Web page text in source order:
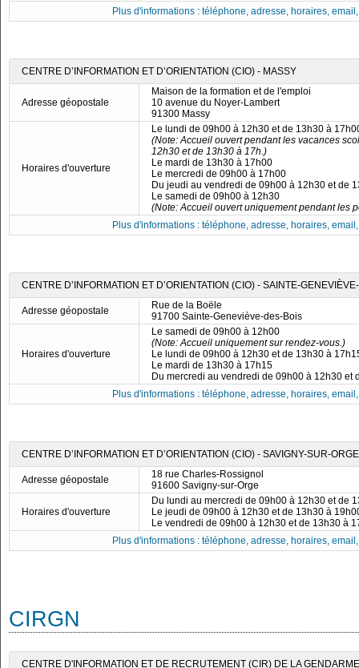
Plus d'informations : téléphone, adresse, horaires,
CENTRE D’INFORMATION ET D’ORIENTATION (CIO) - MASSY
Adresse géopostale
Maison de la formation et de l'emploi
10 avenue du Noyer-Lambert
91300 Massy
Horaires d'ouverture
Le lundi de 09h00 à 12h30 et de 13h30 à
(Note: Accueil ouvert pendant les vacances
12h30 et de 13h30 à 17h.)
Le mardi de 13h30 à 17h00
Le mercredi de 09h00 à 17h00
Du jeudi au vendredi de 09h00 à 12h30 et de
Le samedi de 09h00 à 12h30
(Note: Accueil ouvert uniquement pendant les
Plus d'informations : téléphone, adresse, horaires,
CENTRE D’INFORMATION ET D’ORIENTATION (CIO) - SAINTE-
Adresse géopostale
Rue de la Boële
91700 Sainte-Geneviève-des-Bois
Horaires d'ouverture
Le samedi de 09h00 à 12h00
(Note: Accueil uniquement sur rendez-vous.)
Le lundi de 09h00 à 12h30 et de 13h30 à
Le mardi de 13h30 à 17h15
Du mercredi au vendredi de 09h00 à 12h30 et
Plus d'informations : téléphone, adresse, horaires,
CENTRE D’INFORMATION ET D’ORIENTATION (CIO) - SAVIGNY-SUR-ORGE
Adresse géopostale
18 rue Charles-Rossignol
91600 Savigny-sur-Orge
Horaires d'ouverture
Du lundi au mercredi de 09h00 à 12h30 et de
Le jeudi de 09h00 à 12h30 et de 13h30 à
Le vendredi de 09h00 à 12h30 et de 13h30 à
Plus d'informations : téléphone, adresse, horaires,
CIRGN
CENTRE D'INFORMATION ET DE RECRUTEMENT (CIR) DE LA